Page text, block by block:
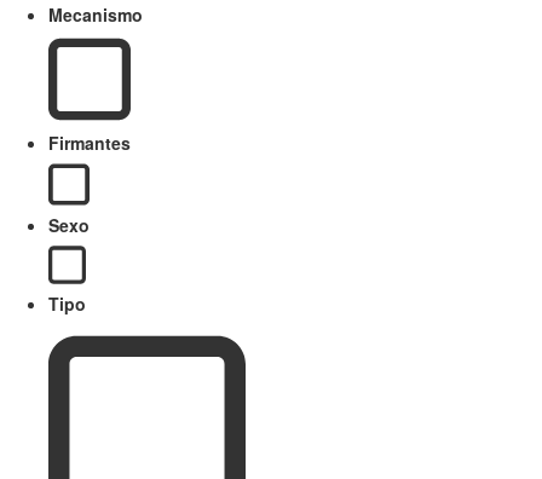
Mecanismo
Firmantes
Sexo
Tipo